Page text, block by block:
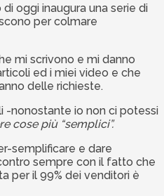
oggi inaugura una serie di
per colmare
mi scrivono e mi danno
ed i miei video e che
delle richieste.
-nonostante io non ci potessi
cose più “semplici”.
semplificare e dare
sempre con il fatto che
per il 99% dei venditori è